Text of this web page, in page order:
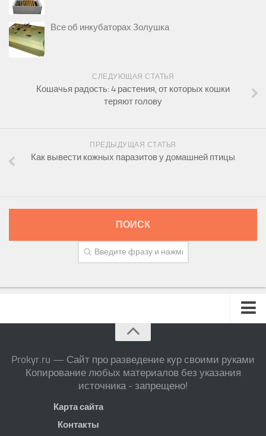
Все об инкубаторах Золушка
СЛЕДУЮЩАЯ СТАТЬЯ
Кошачья радость: 4 растения, от которых кошки
теряют голову
ПРЕДЫДУЩАЯ СТАТЬЯ
Как вывести кожных паразитов у домашней птицы
ПОИСК
Prokyr.ru — Сайт про разведение кур своими руками
Копирование любых материалов без указания
источника - запрещено!
Карта сайта
Контакты